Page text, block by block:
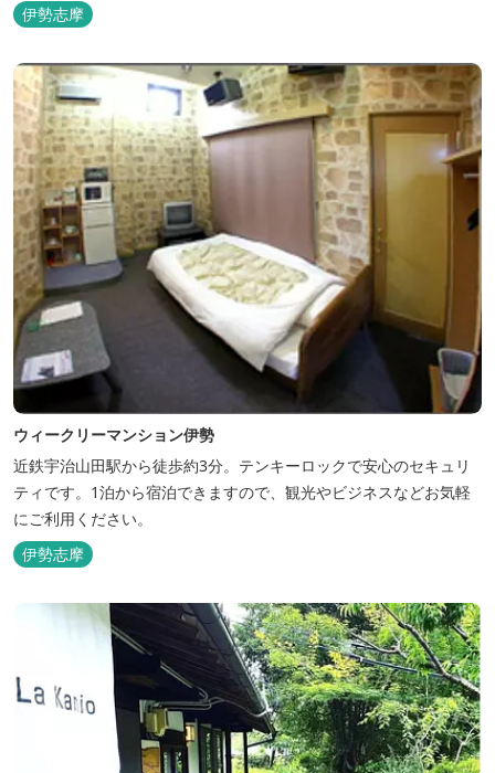
伊勢志摩
ウィークリーマンション伊勢
近鉄宇治山田駅から徒歩約3分。テンキーロックで安心のセキュリ
ティです。1泊から宿泊できますので、観光やビジネスなどお気軽
にご利用ください。
伊勢志摩